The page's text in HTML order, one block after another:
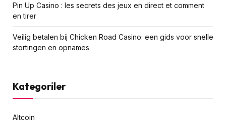
Pin Up Casino : les secrets des jeux en direct et comment
en tirer
Veilig betalen bij Chicken Road Сasino: een gids voor snelle
stortingen en opnames
Kategoriler
Altcoin